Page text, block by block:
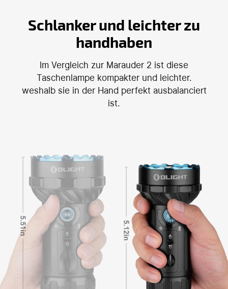
Schlanker und leichter zu
handhaben
Im Vergleich zur Marauder 2 ist diese
Taschenlampe kompakter und leichter.
weshalb sie in der Hand perfekt ausbalanciert
ist.